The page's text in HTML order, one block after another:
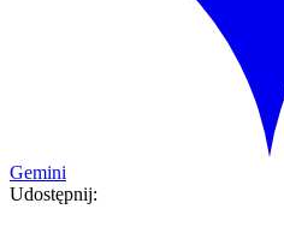
Gemini
Udostępnij: